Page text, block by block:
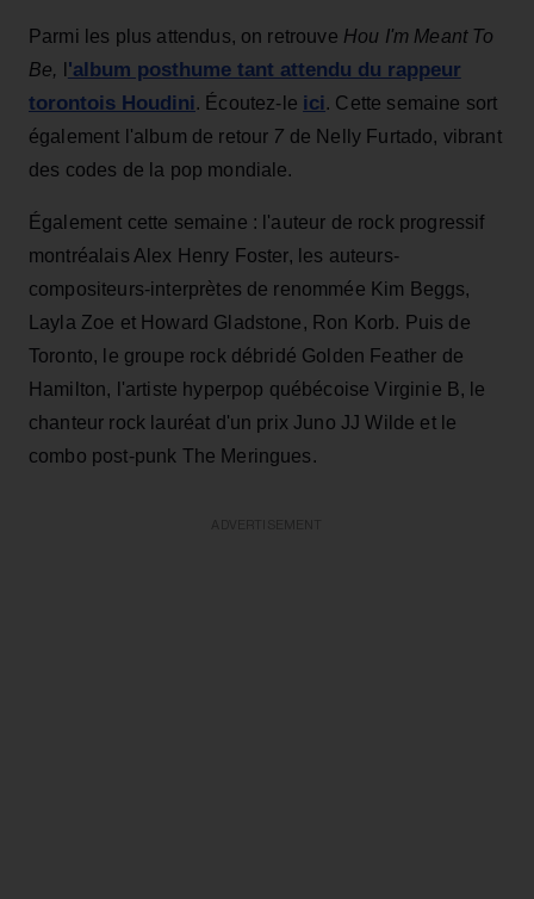
Parmi les plus attendus, on retrouve Hou I'm Meant To
Be,
'album posthume tant attendu du rappeur
torontois Houdini. Écoutez-le ici. Cette semaine sort
également l'album de retour 7 de Nelly Furtado, vibrant
des codes de la pop mondiale.
Également cette semaine : l'auteur de rock progressif
montréalais Alex Henry Foster, les auteurs-
compositeurs-interprètes de renommée Kim Beggs,
Layla Zoe et Howard Gladstone, Ron Korb. Puis de
Toronto,
le groupe rock débridé Golden Feather de
Hamilton, l'artiste hyperpop québécoise Virginie B, le
chanteur rock lauréat d'un prix Juno JJ Wilde et le
combo post-punk The Meringues.